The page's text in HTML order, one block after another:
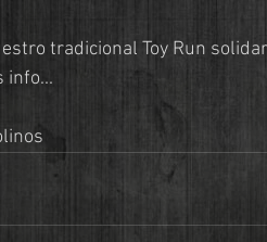
tradicional Toy Run
info...